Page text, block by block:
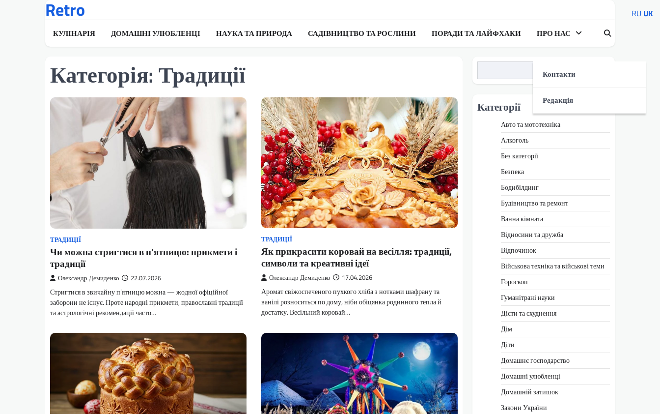
Retro
КУЛІНАРІЯ ДОМАШНІ УЛЮБЛЕНЦІ НАУКА ТА ПРИРОДА САДІВНИЦТВО ТА РОСЛИНИ ПОРАДИ ТА ЛАЙФХАКИ ПРО НАС
Контакти
Редакція
Категорія:Традиції
ТРАДИЦІЇ
Чи можна стригтися в п’ятницю: прикмети і
традиції
Олександр Демиденко 22.07.2026
Стригтися в звичайну п’ятницю можна — жодної офіційної
заборони не існує. Проте народні прикмети, православні традиції
та астрологічні рекомендації часто…
ТРАДИЦІЇ
Як прикрасити коровай на весілля: традиції,
символи та креативні ідеї
Олександр Демиденко 17.04.2026
Аромат свіжоспеченого пухкого хліба з нотками шафрану та
ванілі розноситься по дому, ніби обіцянка родинного тепла й
достатку. Весільний коровай…
Категорії
Авто та мототехніка
Алкоголь
Без категорії
Безпека
Бодибілдинг
Будівництво та ремонт
Ванна кімната
Відносини та дружба
Відпочинок
Військова техніка та військові теми
Гороскоп
Гуманітрані науки
Дієти та схуднення
Дім
Діти
Домашнє господарство
Домашні улюбленці
Домашній затишок
Закони України
RU UK